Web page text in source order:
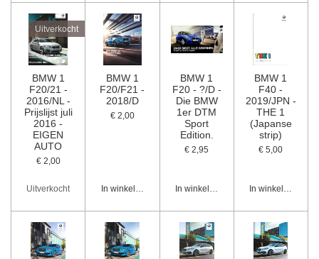
Uitverkocht
BMW 1
F20/21 -
2016/NL -
Prijslijst juli
2016 -
EIGEN
AUTO
€ 2,00
Uitverkocht
BMW 1
F20/F21 -
2018/D
€ 2,00
In winkelwagen
BMW 1
F20 - ?/D -
Die BMW
1er DTM
Sport
Edition.
€ 2,95
In winkelwagen
BMW 1
F40 -
2019/JPN -
THE 1
(Japanse
strip)
€ 5,00
In winkelwagen